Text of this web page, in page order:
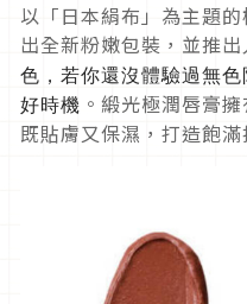
以「日本絹布」為主題
出全新粉嫩包裝，並推
色，若你還沒體驗過無
好時機 。緞光極潤唇膏
既貼膚又保濕，打造飽